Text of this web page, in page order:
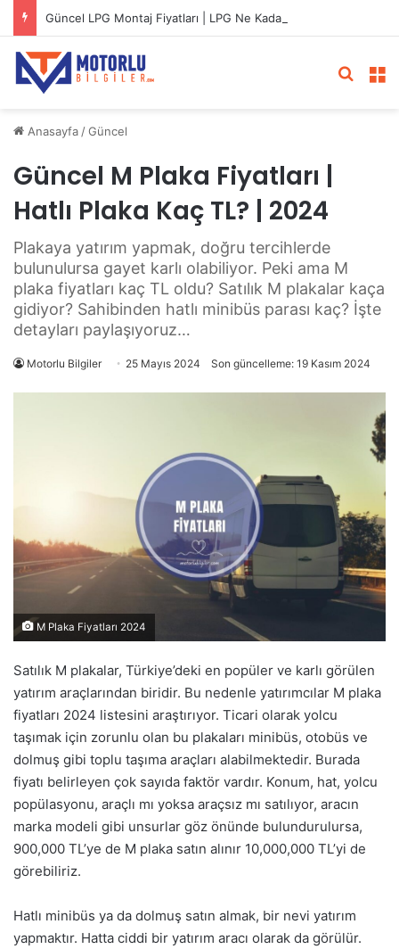
Güncel LPG Montaj Fiyatları | LPG Ne Kadara Takılır?
Anasayfa /Güncel
Güncel M Plaka Fiyatları |
Hatlı Plaka Kaç TL? | 2024
Plakaya yatırım yapmak, doğru tercihlerde
bulunulursa gayet karlı olabiliyor. Peki ama M
plaka fiyatları kaç TL oldu? Satılık M plakalar kaça
gidiyor? Sahibinden hatlı minibüs parası kaç? İşte
detayları paylaşıyoruz…
Motorlu Bilgiler 25 Mayıs 2024 Son güncelleme: 19 Kasım 2024
M Plaka Fiyatları 2024
Satılık M plakalar, Türkiye’deki en popüler ve karlı görülen
yatırım araçlarından biridir. Bu nedenle yatırımcılar M plaka
fiyatları 2024 listesini araştırıyor. Ticari olarak yolcu
taşımak için zorunlu olan bu plakaları minibüs, otobüs ve
dolmuş gibi toplu taşıma araçları alabilmektedir. Burada
fiyatı belirleyen çok sayıda faktör vardır. Konum, hat, yolcu
popülasyonu, araçlı mı yoksa araçsız mı satılıyor, aracın
marka modeli gibi unsurlar göz önünde bulundurulursa,
900,000 TL’ye de M plaka satın alınır 10,000,000 TL’yi de
görebiliriz.
Hatlı minibüs ya da dolmuş satın almak, bir nevi yatırım
yapmaktır. Hatta ciddi bir yatırım aracı olarak da görülür.